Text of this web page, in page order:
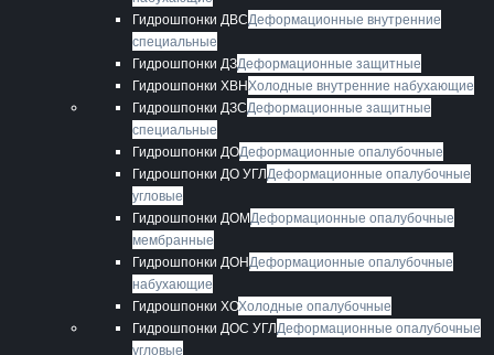
Гидрошпонки ДВСДеформационные внутренние
специальные
Гидрошпонки ДЗДеформационные защитные
Гидрошпонки ХВНХолодные внутренние набухающие
Гидрошпонки ДЗСДеформационные защитные
специальные
Гидрошпонки ДОДеформационные опалубочные
Гидрошпонки ДО УГЛДеформационные опалубочные
угловые
Гидрошпонки ДОМДеформационные опалубочные
мембранные
Гидрошпонки ДОНДеформационные опалубочные
набухающие
Гидрошпонки ХОХолодные опалубочные
Гидрошпонки ДОС УГЛДеформационные опалубочные
угловые